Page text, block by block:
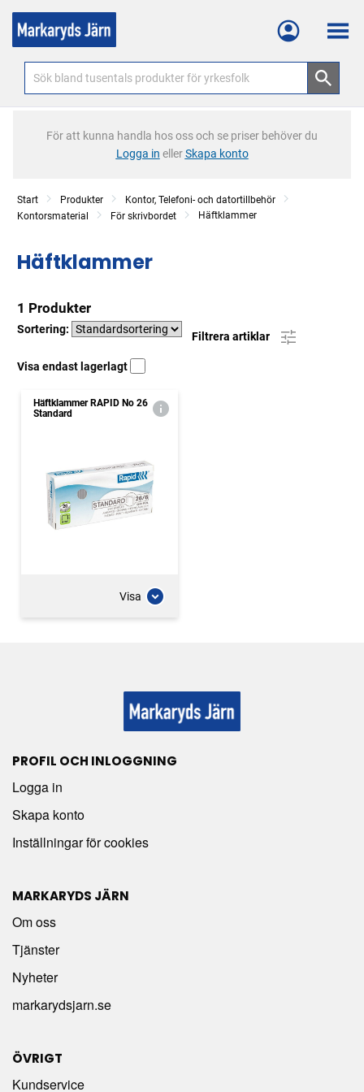
Meny
För att kunna handla hos oss och se priser behöver du
Logga in ellerSkapa konto
Start Produkter
Kontor, Telefoni- och datortillbehör
Kontorsmaterial
För skrivbordet Häftklammer
Häftklammer
1 Produkter
Sortering:
Filtrera artiklar
Visa endast lagerlagt
Häftklammer RAPID No 26
Standard
Visa
PROFIL OCH INLOGGNING
Logga in
Skapa konto
Inställningar för cookies
MARKARYDS JÄRN
Om oss
Tjänster
Nyheter
markarydsjarn.se
ÖVRIGT
Kundservice